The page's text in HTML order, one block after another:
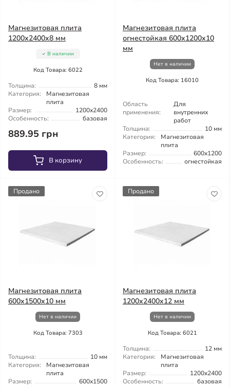
Магнезитовая плита
1200x2400x8 мм
В наличии
Код Товара: 6022
Толщина:
8 мм
Категория:
Магнезитовая
плита
Размер:
1200x2400
Особенность:
базовая
889.95 грн
В корзину
Магнезитовая плита
огнестойкая 600x1200x10
мм
Нет в наличии
Код Товара: 16010
Область
применения:
Для
внутренних
работ
Толщина:
10 мм
Категория:
Магнезитовая
плита
Размер:
600x1200
Особенность:
огнестойкая
Продано
Магнезитовая плита
600x1500x10 мм
Нет в наличии
Код Товара: 7303
Толщина:
10 мм
Категория:
Магнезитовая
плита
Размер:
600x1500
Продано
Магнезитовая плита
1200x2400x12 мм
Нет в наличии
Код Товара: 6021
Толщина:
12 мм
Категория:
Магнезитовая
плита
Размер:
1200x2400
Особенность:
базовая